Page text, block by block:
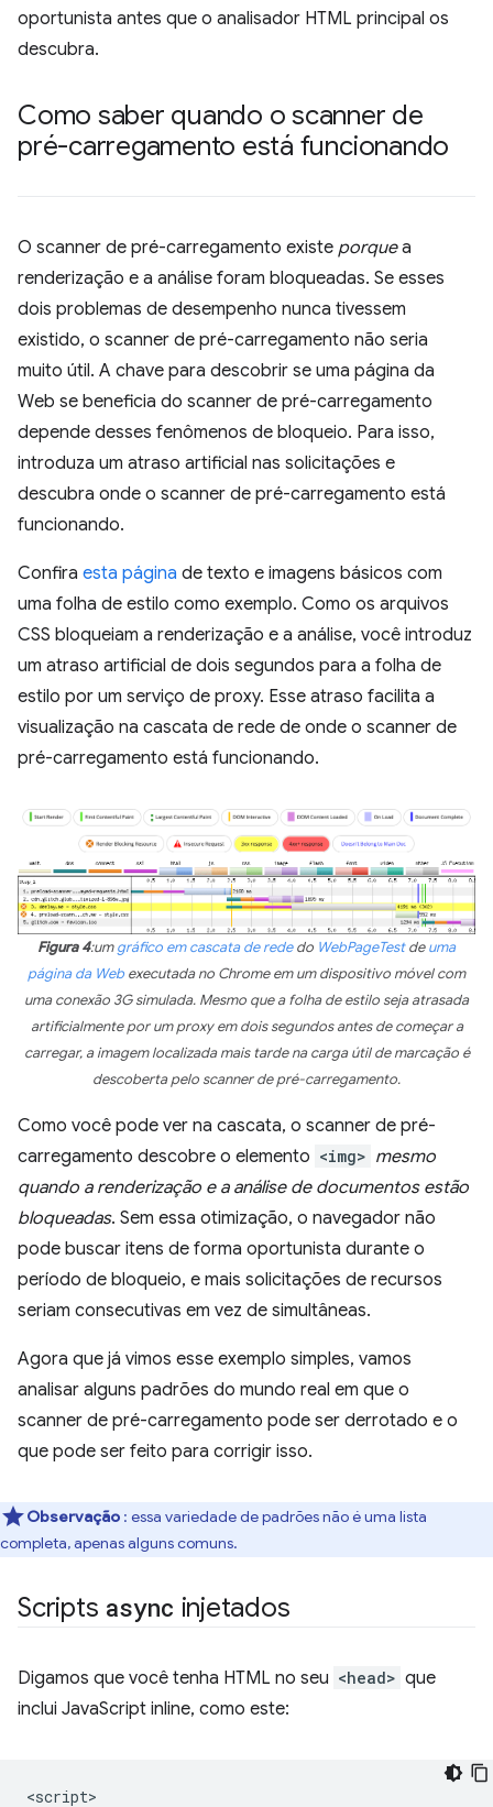
oportunista antes que o analisador HTML principal os
descubra.
Como saber quando o scanner de
pré-carregamento está funcionando
O scanner de pré-carregamento existe porquea
renderização e a análise foram bloqueadas. Se esses
dois problemas de desempenho nunca tivessem
existido, o scanner de pré-carregamento não seria
muito útil. A chave para descobrir se uma página da
Web se beneficia do scanner de pré-carregamento
depende desses fenômenos de bloqueio. Para isso,
introduza um atraso artificial nas solicitações e
descubra onde o scanner de pré-carregamento está
funcionando.
Confira esta página de texto e imagens básicos com
uma folha de estilo como exemplo. Como os arquivos
CSS bloqueiam a renderização e a análise, você introduz
um atraso artificial de dois segundos para a folha de
estilo por um serviço de proxy. Esse atraso facilita a
visualização na cascata de rede de onde o scanner de
pré-carregamento está funcionando.
Figura 4:umgráfico em cascata de rededo WebPageTestdeuma
página da Webexecutada no Chrome em um dispositivo móvel com
uma conexão 3G simulada. Mesmo que a folha de estilo seja atrasada
artificialmente por um proxy em dois segundos antes de começar a
carregar, a imagem localizada mais tarde na carga útil de marcação é
descoberta pelo scanner de pré-carregamento.
Como você pode ver na cascata, o scanner de pré-
carregamento descobre o elemento <img> mesmo
quando a renderização e a análise de documentos estão
bloqueadas. Sem essa otimização, o navegador não
pode buscar itens de forma oportunista durante o
período de bloqueio, e mais solicitações de recursos
seriam consecutivas em vez de simultâneas.
Agora que já vimos esse exemplo simples, vamos
analisar alguns padrões do mundo real em que o
scanner de pré-carregamento pode ser derrotado e o
que pode ser feito para corrigir isso.
Observação : essa variedade de padrões não é uma lista
completa, apenas alguns comuns.
Scripts async injetados
Digamos que você tenha HTML no seu <head> que
inclui JavaScript inline, como este:
<script>